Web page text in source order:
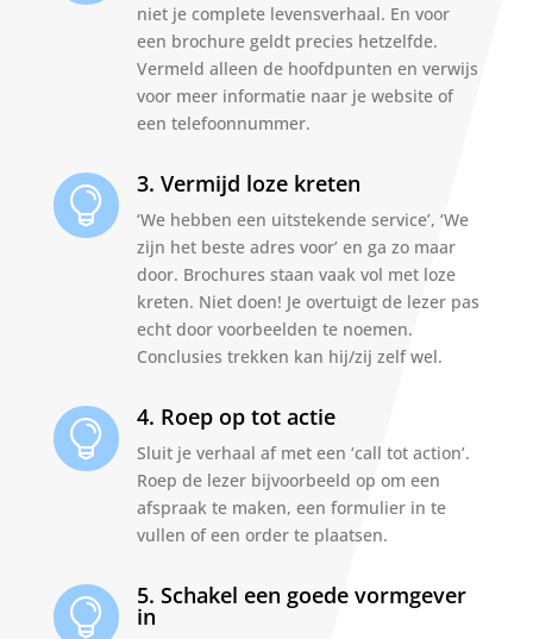
niet je complete levensverhaal. En voor
een brochure geldt precies hetzelfde.
Vermeld alleen de hoofdpunten en verwijs
voor meer informatie naar je website of
een telefoonnummer.

3. Vermijd loze kreten
‘We hebben een uitstekende service’, ‘We
zijn het beste adres voor’ en ga zo maar
door. Brochures staan vaak vol met loze
kreten. Niet doen! Je overtuigt de lezer pas
echt door voorbeelden te noemen.
Conclusies trekken kan hij/zij zelf wel.

4. Roep op tot actie
Sluit je verhaal af met een ‘call tot action’.
Roep de lezer bijvoorbeeld op om een
afspraak te maken, een formulier in te
vullen of een order te plaatsen.

5. Schakel een goede vormgever
in